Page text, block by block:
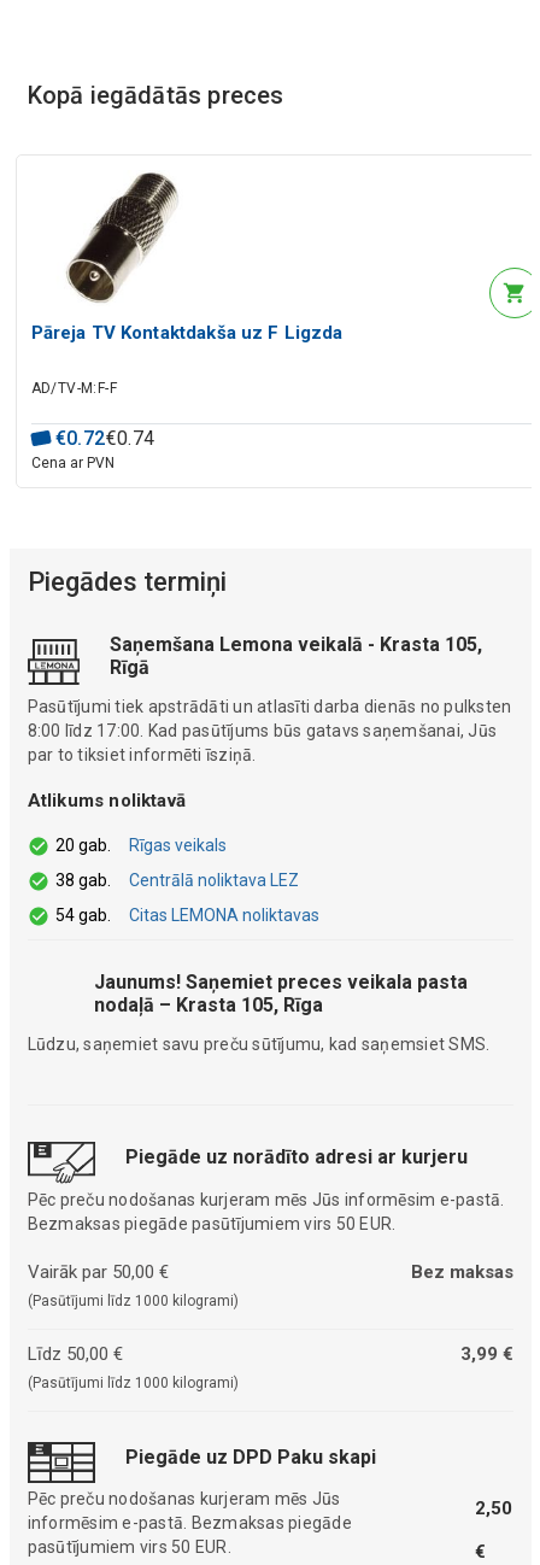
Kopā iegādātās preces
Pāreja TV Kontaktdakša uz F Ligzda
AD/TV-M:F-F
€0.72€0.74
Cena ar PVN
Piegādes termiņi
Saņemšana Lemona veikalā - Krasta 105,
Rīgā
Pasūtījumi tiek apstrādāti un atlasīti darba dienās no pulksten
8:00 līdz 17:00. Kad pasūtījums būs gatavs saņemšanai, Jūs
par to tiksiet informēti īsziņā.
Atlikums noliktavā
20 gab.
Rīgas veikals
38 gab.
Centrālā noliktava LEZ
54 gab.
Citas LEMONA noliktavas
Jaunums! Saņemiet preces veikala pasta
nodaļā – Krasta 105, Rīga
Lūdzu, saņemiet savu preču sūtījumu, kad saņemsiet SMS.
Piegāde uz norādīto adresi ar kurjeru
Pēc preču nodošanas kurjeram mēs Jūs informēsim e-pastā.
Bezmaksas piegāde pasūtījumiem virs 50 EUR.
Vairāk par 50,00 €
(Pasūtījumi līdz 1000 kilogrami)
Bez maksas
Līdz 50,00 €
(Pasūtījumi līdz 1000 kilogrami)
3,99 €
Piegāde uz DPD Paku skapi
Pēc preču nodošanas kurjeram mēs Jūs
informēsim e-pastā. Bezmaksas piegāde
pasūtījumiem virs 50 EUR.
2,50
€